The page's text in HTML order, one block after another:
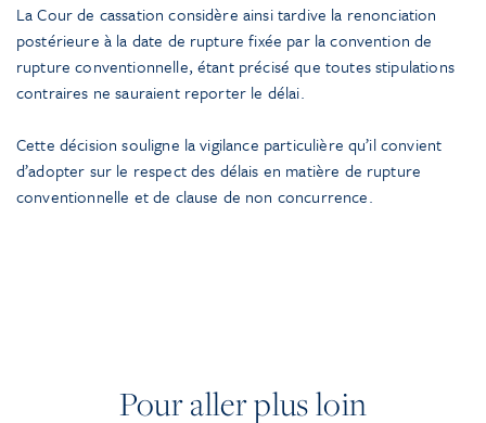
La Cour de cassation considère ainsi tardive la renonciation
postérieure à la date de rupture fixée par la convention de
rupture conventionnelle, étant précisé que toutes stipulations
contraires ne sauraient reporter le délai.
Cette décision souligne la vigilance particulière qu’il convient
d’adopter sur le respect des délais en matière de rupture
conventionnelle et de clause de non concurrence.
Pour aller plus loin